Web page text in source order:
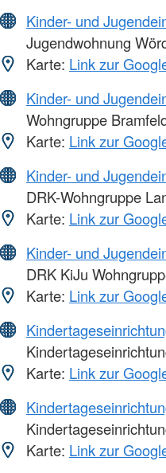
Kinder- und
Jugendwohnung
Karte: Link zur
Kinder- und
Wohngruppe
Karte: Link zur
Kinder- und
DRK-Wohngruppe
Karte: Link zur
Kinder- und
DRK KiJu
Karte: Link zur
Karte: Link zur
Karte: Link zur